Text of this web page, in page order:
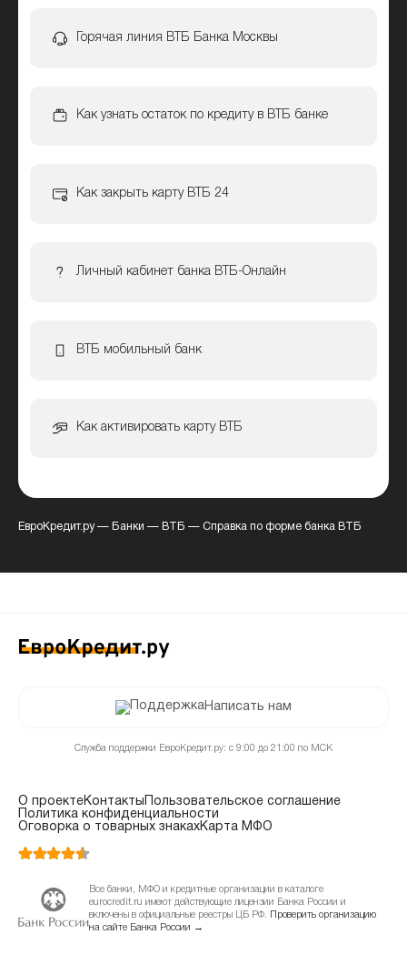
Горячая линия ВТБ Банка Москвы
Как узнать остаток по кредиту в ВТБ банке
Как закрыть карту ВТБ 24
Личный кабинет банка ВТБ-Онлайн
ВТБ мобильный банк
Как активировать карту ВТБ
ЕвроКредит.ру— Банки — ВТБ — Справка по форме банка ВТБ
Написать нам
Служба поддержки ЕвроКредит.ру: с 9:00 до 21:00 по МСК
О проектеКонтакты Пользовательское соглашение
Политика конфиденциальности
Оговорка о товарных знакахКарта МФО
Все банки, МФО и кредитные организации в каталоге
eurocredit.ru имеют действующие лицензии Банка России и
включены в официальные реестры ЦБ РФ.
Проверить организацию
на сайте Банка России →